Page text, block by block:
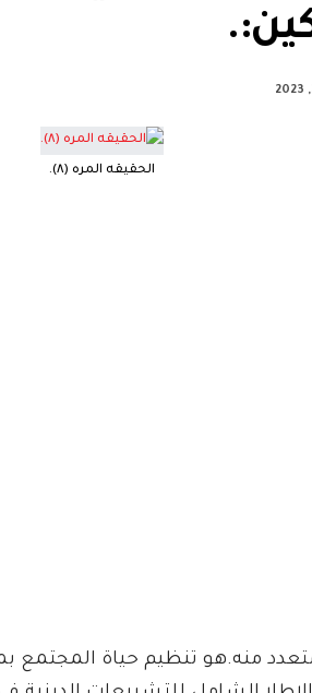
الحقيقه المره (٨).
منه.هو تنظيم حياة المجتمع